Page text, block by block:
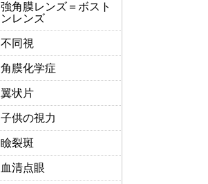
強角膜レンズ＝ボスト
ンレンズ
不同視
角膜化学症
翼状片
子供の視力
瞼裂斑
血清点眼